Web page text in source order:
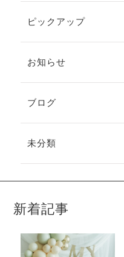
ピックアップ
お知らせ
ブログ
未分類
新着記事